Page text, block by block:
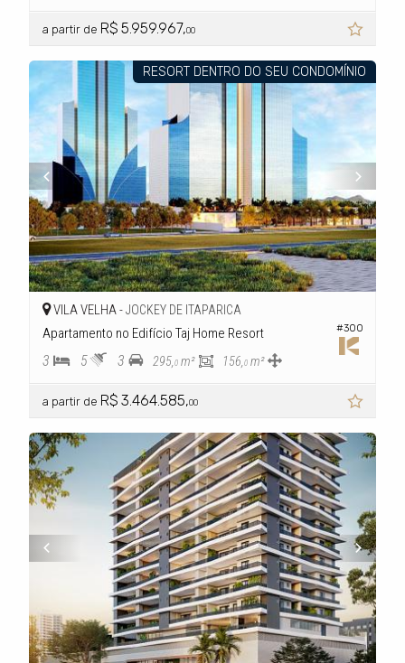
a partir de R$ 5.959.967,00
RESORT DENTRO DO SEU CONDOMÍNIO
#300
VILA VELHA -JOCKEY DE ITAPARICA
Apartamento no Edifício Taj Home Resort
3 5 3 295,0 m² 156,0 m²
a partir de R$ 3.464.585,00